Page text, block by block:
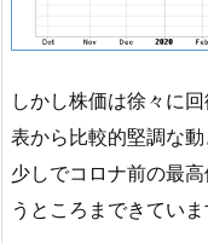
しかし株価は徐々に
表から比較的堅調な
少しでコロナ前の最
うところまできていま